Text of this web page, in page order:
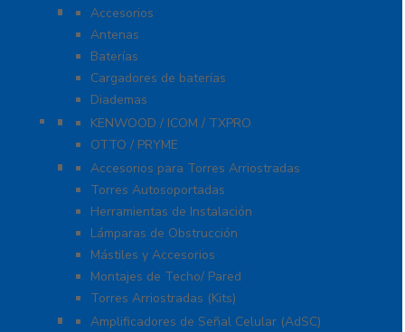
Accesorios para KENWOOD
Accesorios
Antenas
Baterías
Cargadores de baterías
Diademas
Refacciones
KENWOOD / ICOM / TXPRO
OTTO / PRYME
Torres y Mástiles
Accesorios para Torres Arriostradas
Torres Autosoportadas
Herramientas de Instalación
Lámparas de Obstrucción
Mástiles y Accesorios
Montajes de Techo/ Pared
Torres Arriostradas (Kits)
Cobertura para Celular 4G LTE, 3G y Voz
Amplificadores de Señal Celular (AdSC)